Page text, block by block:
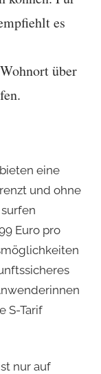
es
über
eine
und ohne
Euro pro
S-Tarif
nur auf